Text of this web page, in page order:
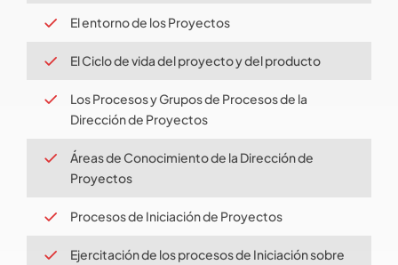
El entorno de los Proyectos
El Ciclo de vida del proyecto y del producto
Los Procesos y Grupos de Procesos de la
Dirección de Proyectos
Áreas de Conocimiento de la Dirección de
Proyectos
Procesos de Iniciación de Proyectos
Ejercitación de los procesos de Iniciación sobre